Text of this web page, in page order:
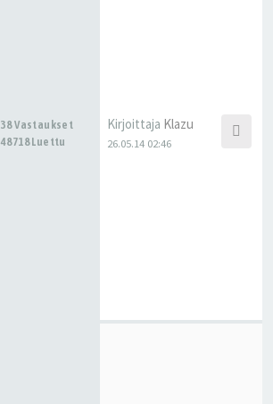
38 Vastaukset
48718 Luettu
Kirjoittaja Klazu
26.05.14 02:46